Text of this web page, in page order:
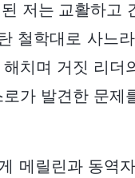
저는 교활하고
철학대로 사느
치며 거짓 리더
가 발견한 문제
메릴린과 동역